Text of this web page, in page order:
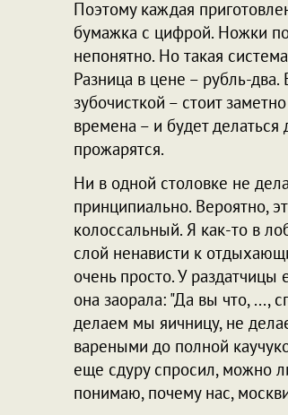
Поэтому каждая
бумажка с цифрой. Ножки
непонятно. Но такая
Разница в цене – рубль-два.
зубочисткой – стоит
времена – и будет
прожарятся.
Ни в одной столовке не
принципиально. Вероятно,
колоссальный. Я как-то в
слой ненависти к
очень просто. У
она заорала: "Да вы что, ...,
делаем мы яичницу, не
вареными до полной
еще сдуру спросил, можно
понимаю, почему нас,